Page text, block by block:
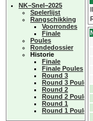
NK−Snel−2025
Spelerlijst
Rangschikking
Voorrondes
Finale
Poules
Rondedossier
Historie
Finale
Finale Poules
Round 3
Round 3 Poules
Round 2
Round 2 Poules
Round 1
Round 1 Poules